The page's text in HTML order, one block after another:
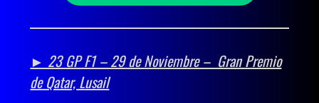
► 23 GP F1 – 29 de Noviembre – Gran Premio
de Qatar, Lusail